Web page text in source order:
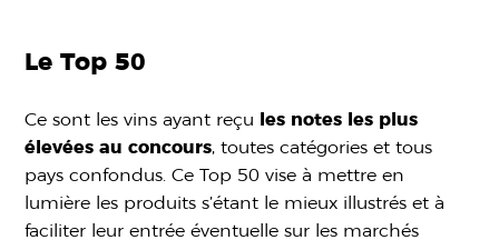
Le Top 50
Ce sont les vins ayant reçu les notes les plus
élevées au concours, toutes catégories et tous
pays confondus. Ce Top 50 vise à mettre en
lumière les produits s’étant le mieux illustrés et à
faciliter leur entrée éventuelle sur les marchés